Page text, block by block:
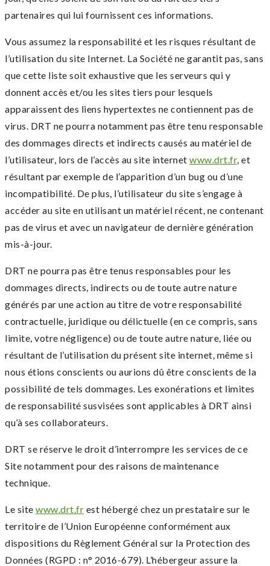
partenaires qui lui fournissent ces informations.
Vous assumez la responsabilité et les risques résultant de
l’utilisation du site Internet. La Société ne garantit pas, sans
que cette liste soit exhaustive que les serveurs qui y
donnent accès et/ou les sites tiers pour lesquels
apparaissent des liens hypertextes ne contiennent pas de
virus. DRT ne pourra notamment pas être tenu responsable
des dommages directs et indirects causés au matériel de
l’utilisateur, lors de l’accès au site internet www.drt.fr, et
résultant par exemple de l’apparition d’un bug ou d’une
incompatibilité. De plus, l’utilisateur du site s’engage à
accéder au site en utilisant un matériel récent, ne contenant
pas de virus et avec un navigateur de dernière génération
mis-à-jour.
DRT ne pourra pas être tenus responsables pour les
dommages directs, indirects ou de toute autre nature
générés par une action au titre de votre responsabilité
contractuelle, juridique ou délictuelle (en ce compris, sans
limite, votre négligence) ou de toute autre nature, liée ou
résultant de l’utilisation du présent site internet, même si
nous étions conscients ou aurions dû être conscients de la
possibilité de tels dommages. Les exonérations et limites
de responsabilité susvisées sont applicables à DRT ainsi
qu’à ses collaborateurs.
DRT se réserve le droit d’interrompre les services de ce
Site notamment pour des raisons de maintenance
technique.
Le site www.drt.fr est hébergé chez un prestataire sur le
territoire de l’Union Européenne conformément aux
dispositions du Règlement Général sur la Protection des
Données (RGPD : n° 2016-679). L’hébergeur assure la